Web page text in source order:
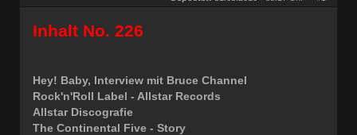
Dabei seit:
07 / 2006
Inhalt No. 226
Hey! Baby, Interview mit Bruce Channel
Rock'n'Roll Label - Allstar Records
Allstar Discografie
The Continental Five - Story